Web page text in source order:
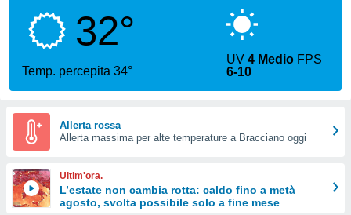
per
le
di
Web
le
32°
Temp. percepita 34°
UV4 Medio FPS
6-10
Allerta rossa
Allerta massima per alte temperature a Bracciano oggi
Ultim'ora.
L’estate non cambia rotta: caldo fino a metà
agosto, svolta possibile solo a fine mese